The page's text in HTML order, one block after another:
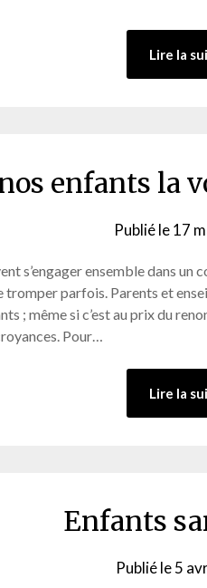
Lire la
enfants la
Publié le17
s’engager ensemble dans
tromper parfois. Parents et
; même si c’est au prix du
Pour…
Lire la
Enfants
Publié le5